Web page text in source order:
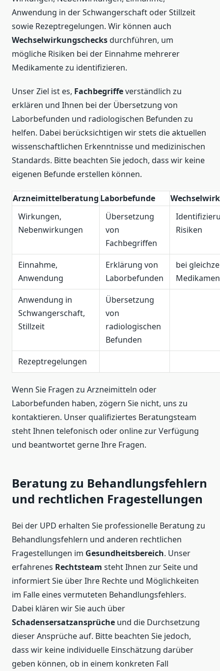
Anwendung in der Schwangerschaft oder Stillzeit
sowie Rezeptregelungen. Wir können auch
Wechselwirkungschecksdurchführen, um
mögliche Risiken bei der Einnahme mehrerer
Medikamente zu identifizieren.
Unser Ziel ist es, Fachbegriffeverständlich zu
erklären und Ihnen bei der Übersetzung von
Laborbefunden und radiologischen Befunden zu
helfen. Dabei berücksichtigen wir stets die aktuellen
wissenschaftlichen Erkenntnisse und medizinischen
Standards. Bitte beachten Sie jedoch, dass wir keine
eigenen Befunde erstellen können.
Arzneimittelberatung Laborbefunde
Wirkungen,
Nebenwirkungen
Übersetzung
von
Fachbegriffen
Risiken
Einnahme,
Anwendung
Erklärung von
Laborbefunden
bei
Anwendung in
Schwangerschaft,
Stillzeit
Übersetzung
von
radiologischen
Befunden
Rezeptregelungen
Wenn Sie Fragen zu Arzneimitteln oder
Laborbefunden haben, zögern Sie nicht, uns zu
kontaktieren. Unser qualifiziertes Beratungsteam
steht Ihnen telefonisch oder online zur Verfügung
und beantwortet gerne Ihre Fragen.
Beratung zu Behandlungsfehlern
und rechtlichen Fragestellungen
Bei der UPD erhalten Sie professionelle Beratung zu
Behandlungsfehlern und anderen rechtlichen
Fragestellungen im Gesundheitsbereich. Unser
erfahrenes Rechtsteam steht Ihnen zur Seite und
informiert Sie über Ihre Rechte und Möglichkeiten
im Falle eines vermuteten Behandlungsfehlers.
Dabei klären wir Sie auch über
Schadensersatzansprüche und die Durchsetzung
dieser Ansprüche auf. Bitte beachten Sie jedoch,
dass wir keine individuelle Einschätzung darüber
geben können, ob in einem konkreten Fall